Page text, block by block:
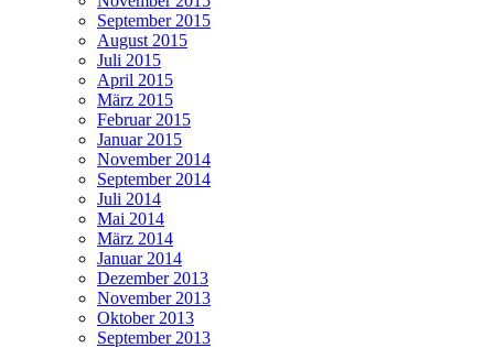
September 2015
August 2015
Juli 2015
April 2015
März 2015
Februar 2015
Januar 2015
November 2014
September 2014
Juli 2014
Mai 2014
März 2014
Januar 2014
Dezember 2013
November 2013
Oktober 2013
September 2013